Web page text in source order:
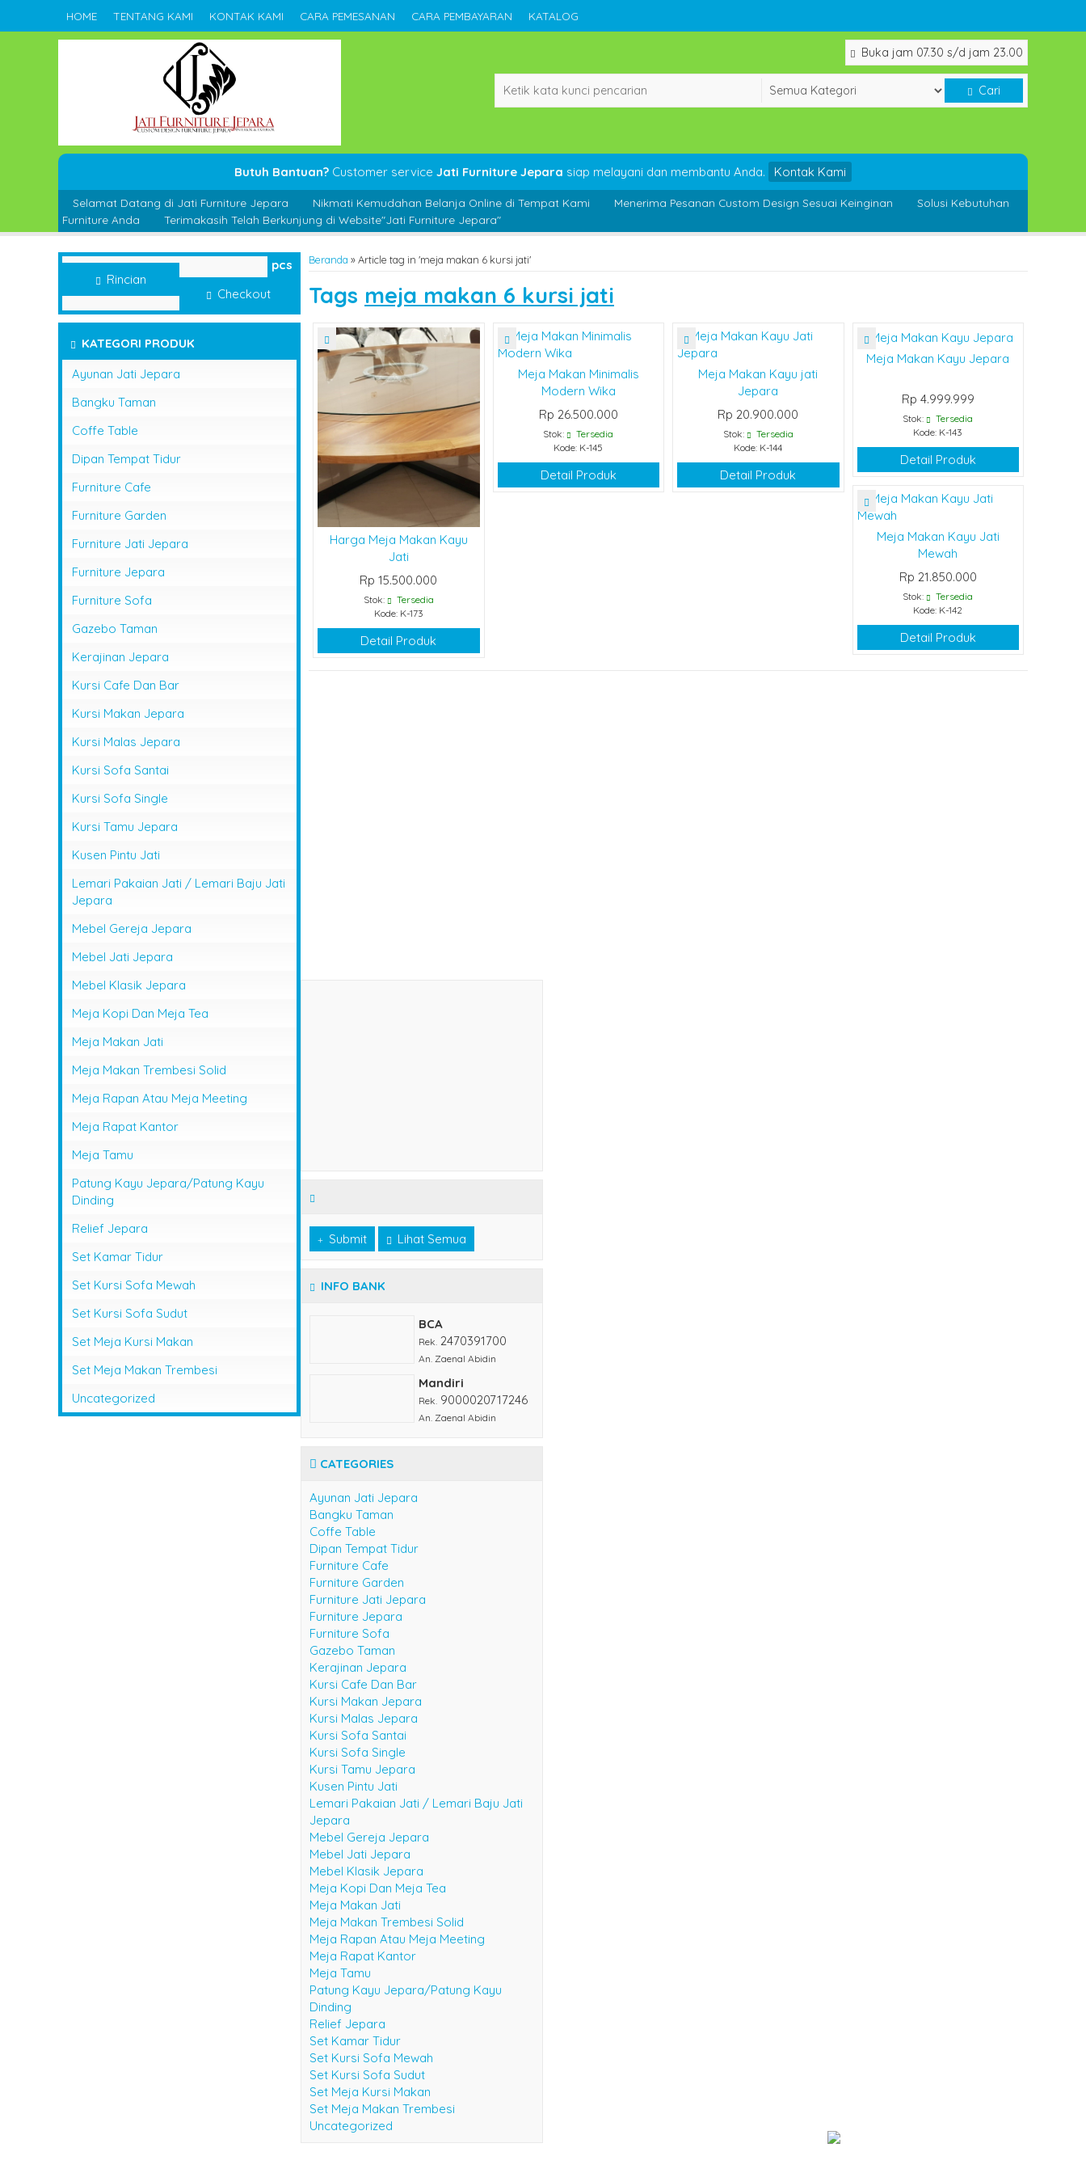
HOME TENTANG KAMI KONTAK KAMI CARA PEMESANAN CARA PEMBAYARAN KATALOG
Buka jam 07.30 s/d jam 23.00
Cari
Butuh Bantuan? Customer service Jati Furniture Jepara siap melayani dan membantu Anda. Kontak Kami
Selamat Datang di Jati Furniture Jepara Nikmati Kemudahan Belanja Online di Tempat Kami Menerima Pesanan Custom Design Sesuai Keinginan
Solusi Kebutuhan
Furniture Anda
Terimakasih Telah Berkunjung di Website"Jati Furniture Jepara"
Beranda »Article tag in 'meja makan 6 kursi jati'
Tags meja makan 6 kursi jati
Harga Meja Makan Kayu
Jati
Rp 15.500.000
Stok:
Tersedia
Kode: K-173
Detail Produk
Meja Makan Minimalis
Modern Wika
Rp 26.500.000
Stok:
Tersedia
Kode: K-145
Detail Produk
Meja Makan Kayu jati
Jepara
Rp 20.900.000
Stok:
Tersedia
Kode: K-144
Detail Produk
Meja Makan Kayu Jepara
Rp 4.999.999
Stok:
Tersedia
Kode: K-143
Detail Produk
Meja Makan Kayu Jati
Mewah
Rp 21.850.000
Stok:
Tersedia
Kode: K-142
Detail Produk
pcs
Rincian
Checkout
KATEGORI PRODUK
Ayunan Jati Jepara
Bangku Taman
Coffe Table
Dipan Tempat Tidur
Furniture Cafe
Furniture Garden
Furniture Jati Jepara
Furniture Jepara
Furniture Sofa
Gazebo Taman
Kerajinan Jepara
Kursi Cafe Dan Bar
Kursi Makan Jepara
Kursi Malas Jepara
Kursi Sofa Santai
Kursi Sofa Single
Kursi Tamu Jepara
Kusen Pintu Jati
Lemari Pakaian Jati / Lemari Baju Jati
Jepara
Mebel Gereja Jepara
Mebel Jati Jepara
Mebel Klasik Jepara
Meja Kopi Dan Meja Tea
Meja Makan Jati
Meja Makan Trembesi Solid
Meja Rapan Atau Meja Meeting
Meja Rapat Kantor
Meja Tamu
Patung Kayu Jepara/Patung Kayu
Dinding
Relief Jepara
Set Kamar Tidur
Set Kursi Sofa Mewah
Set Kursi Sofa Sudut
Set Meja Kursi Makan
Set Meja Makan Trembesi
Uncategorized
Submit Lihat Semua
INFO BANK
BCA
Rek. 2470391700
An. Zaenal Abidin
Mandiri
Rek. 9000020717246
An. Zaenal Abidin
CATEGORIES
Ayunan Jati Jepara
Bangku Taman
Coffe Table
Dipan Tempat Tidur
Furniture Cafe
Furniture Garden
Furniture Jati Jepara
Furniture Jepara
Furniture Sofa
Gazebo Taman
Kerajinan Jepara
Kursi Cafe Dan Bar
Kursi Makan Jepara
Kursi Malas Jepara
Kursi Sofa Santai
Kursi Sofa Single
Kursi Tamu Jepara
Kusen Pintu Jati
Lemari Pakaian Jati / Lemari Baju Jati
Jepara
Mebel Gereja Jepara
Mebel Jati Jepara
Mebel Klasik Jepara
Meja Kopi Dan Meja Tea
Meja Makan Jati
Meja Makan Trembesi Solid
Meja Rapan Atau Meja Meeting
Meja Rapat Kantor
Meja Tamu
Patung Kayu Jepara/Patung Kayu
Dinding
Relief Jepara
Set Kamar Tidur
Set Kursi Sofa Mewah
Set Kursi Sofa Sudut
Set Meja Kursi Makan
Set Meja Makan Trembesi
Uncategorized